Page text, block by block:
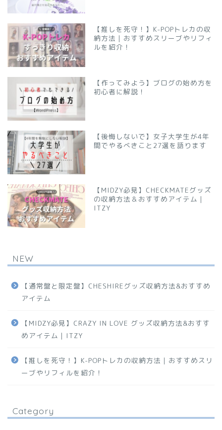
【推しを死守！】K-POPトレカの収
納方法｜おすすめスリーブやリフィ
ルを紹介！
【作ってみよう】ブログの始め方を
初心者に解説！
【後悔しないで】女子大学生が4年
間でやるべきこと27選を語ります
【MIDZY必見】CHECKMATEグッズ
の収納方法＆おすすめアイテム｜
ITZY
NEW
【通常盤と限定盤】CHESHIREグッズ収納方法&おすすめ
アイテム
【MIDZY必見】CRAZY IN LOVE グッズ収納方法&おすす
めアイテム｜ITZY
【推しを死守！】K-POPトレカの収納方法｜おすすめスリ
ーブやリフィルを紹介！
Category